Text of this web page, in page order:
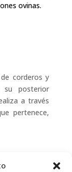
ovinas.
corderos y
posterior
a través
pertenece,